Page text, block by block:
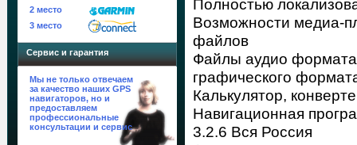
Полностью
Возможности медиа-
файлов
Файлы аудио формата
графического
Калькулятор,
Навигационная
3.2.6 Вся Россия
2 место
3 место
Сервис и гарантия
Мы не только отвечаем
за качество наших GPS
навигаторов, но и
предоставляем
профессиональные
консультации и сервис